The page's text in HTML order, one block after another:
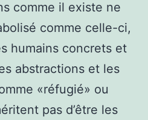
comme il existe ne
comme celle-ci,
humains concrets et
abstractions et les
«réfugié» ou
pas d’être les